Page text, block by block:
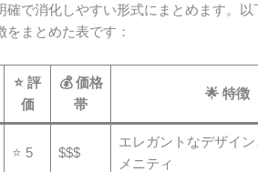
で消化しやすい形式にまとめます。以
まとめた表です：
⭐ 評
価
💰 価格
帯
🌟 特徴
⭐ 5 $$$
エレガントなデザイ
メニティ